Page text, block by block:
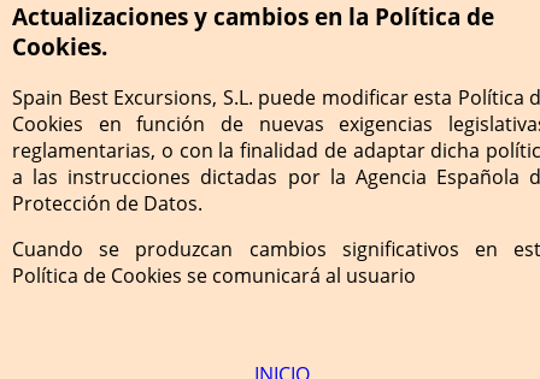
Actualizaciones y cambios en la Política de
Cookies.
Spain Best Excursions, S.L. puede modificar esta Política
Cookies en función de nuevas exigencias
reglamentarias, o con la finalidad de adaptar dicha
a las instrucciones dictadas por la Agencia Española
Protección de Datos.
Cuando se produzcan cambios significativos en
Política de Cookies se comunicará al usuario